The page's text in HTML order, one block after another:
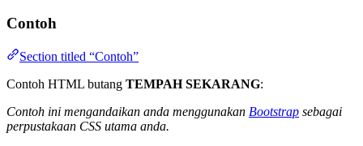
Contoh
Section titled “Contoh”
Contoh HTML butang TEMPAH SEKARANG:
Contoh ini mengandaikan anda menggunakan Bootstrap sebagai
perpustakaan CSS utama anda.